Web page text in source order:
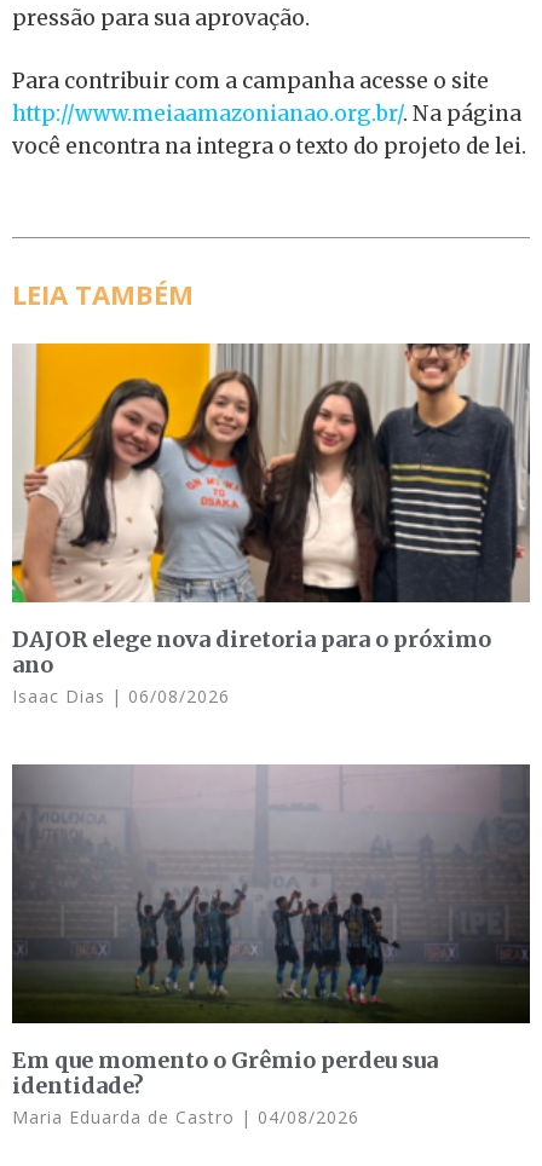
pressão para sua aprovação.
Para contribuir com a campanha acesse o site
http://www.meiaamazonianao.org.br/. Na página
você encontra na integra o texto do projeto de lei.
LEIA TAMBÉM
DAJOR elege nova diretoria para o próximo
ano
Isaac Dias 06/08/2026
Em que momento o Grêmio perdeu sua
identidade?
Maria Eduarda de Castro 04/08/2026